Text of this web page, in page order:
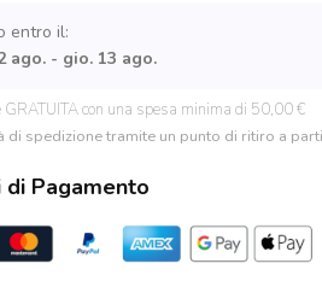
entro il:
ago. - gio. 13 ago.
GRATUITA con una spesa minima di 50,00 €
di spedizione tramite un punto di ritiro a
di Pagamento